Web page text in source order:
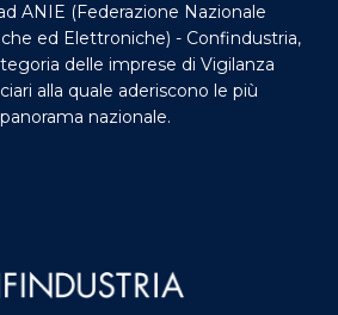
ANIE (Federazione Nazionale
ed Elettroniche) - Confindustria,
delle imprese di Vigilanza
alla quale aderiscono le più
nazionale.